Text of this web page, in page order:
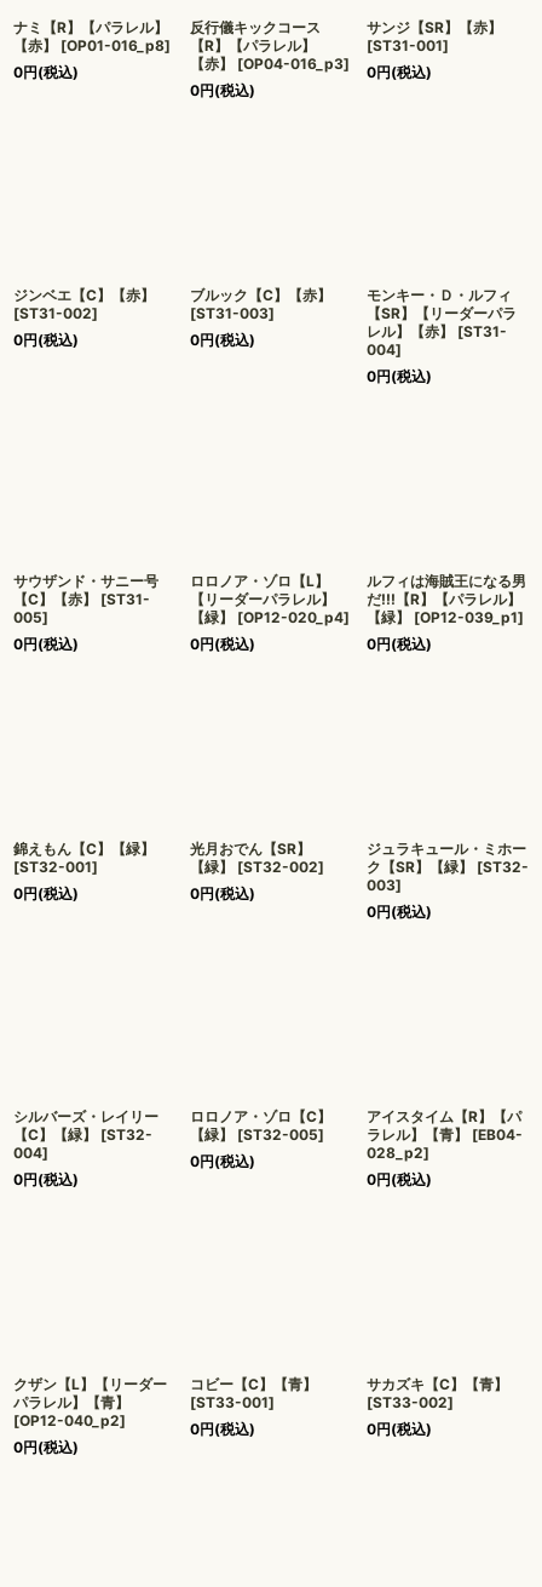
ナミ【R】【パラレル】
【赤】
[OP01-016_p8]
0円(税込)
反行儀キックコース
【R】【パラレル】
【赤】
[OP04-016_p3]
0円(税込)
サンジ【SR】【赤】
[ST31-001]
0円(税込)
ジンベエ【C】【赤】
[ST31-002]
0円(税込)
ブルック【C】【赤】
[ST31-003]
0円(税込)
モンキー・Ｄ・ルフィ
【SR】【リーダーパラ
レル】【赤】
[ST31-
004]
0円(税込)
サウザンド・サニー号
【C】【赤】
[ST31-
005]
0円(税込)
ロロノア・ゾロ【L】
【リーダーパラレル】
【緑】
[OP12-020_p4]
0円(税込)
ルフィは海賊王になる男
だ!!!【R】【パラレル】
【緑】
[OP12-039_p1]
0円(税込)
錦えもん【C】【緑】
[ST32-001]
0円(税込)
光月おでん【SR】
【緑】
[ST32-002]
0円(税込)
ジュラキュール・ミホー
ク【SR】【緑】
[ST32-
003]
0円(税込)
シルバーズ・レイリー
【C】【緑】
[ST32-
004]
0円(税込)
ロロノア・ゾロ【C】
【緑】
[ST32-005]
0円(税込)
アイスタイム【R】【パ
ラレル】【青】
[EB04-
028_p2]
0円(税込)
クザン【L】【リーダー
パラレル】【青】
[OP12-040_p2]
0円(税込)
コビー【C】【青】
[ST33-001]
0円(税込)
サカズキ【C】【青】
[ST33-002]
0円(税込)